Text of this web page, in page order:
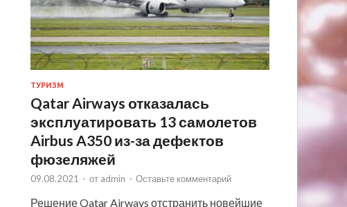
ТУРИЗМ
Qatar Airways отказалась
эксплуатировать 13 самолетов
Airbus A350 из-за дефектов
фюзеляжей
09.08.2021 - от admin - Оставьте комментарий
Решение Qatar Airways отстранить новейшие